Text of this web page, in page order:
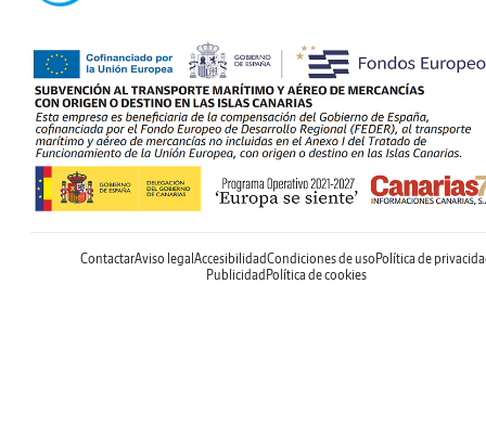
ContactarAviso legal AccesibilidadCondiciones de uso Política de
Publicidad Política de cookies